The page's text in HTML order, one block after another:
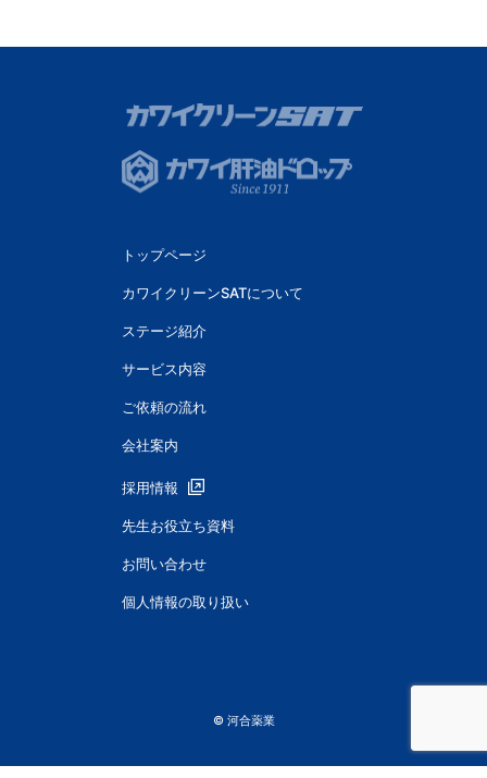
トップページ
カワイクリーンSATについて
ステージ紹介
サービス内容
ご依頼の流れ
会社案内
採用情報
先生お役立ち資料
お問い合わせ
個人情報の取り扱い
© 河合薬業